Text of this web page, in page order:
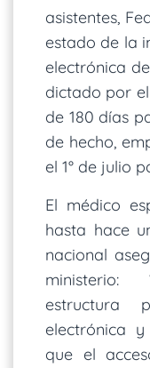
asistentes,
estado de la
electrónica
dictado por
de 180 días
de hecho,
el 1° de julio
El médico
hasta hace
nacional
estructura
electrónica
que el